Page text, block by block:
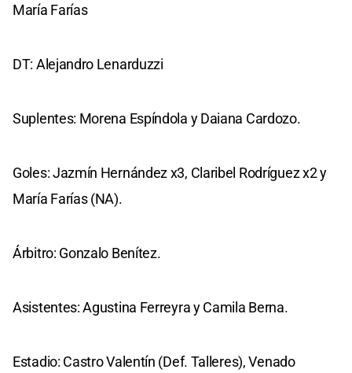
María Farías
DT: Alejandro Lenarduzzi
Suplentes: Morena Espíndola y Daiana Cardozo.
Goles: Jazmín Hernández x3, Claribel Rodríguez x2 y
María Farías (NA).
Árbitro: Gonzalo Benítez.
Asistentes: Agustina Ferreyra y Camila Berna.
Estadio: Castro Valentín (Def. Talleres), Venado